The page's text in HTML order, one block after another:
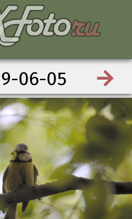
06-05